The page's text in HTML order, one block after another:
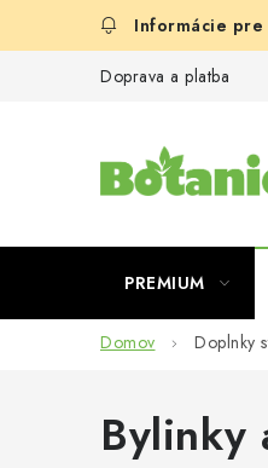
Doprava a platba
PREMIUM
Domov Doplnky
Bylinky